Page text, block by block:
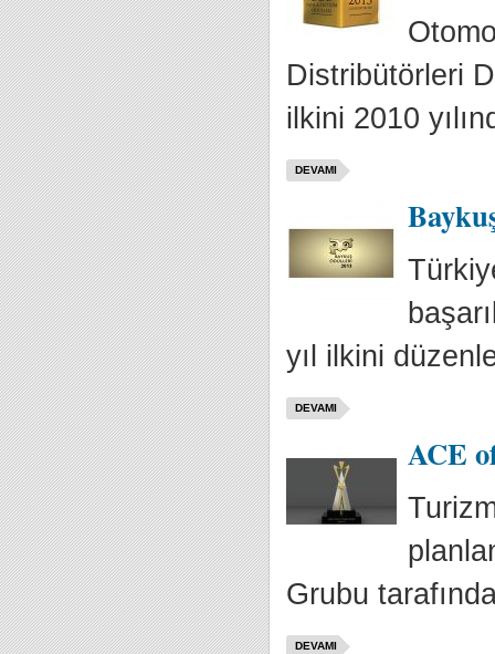
Distribütörleri
ilkini 2010
DEVAMI
yıl ilkini
DEVAMI
ACE
Grubu
DEVAMI